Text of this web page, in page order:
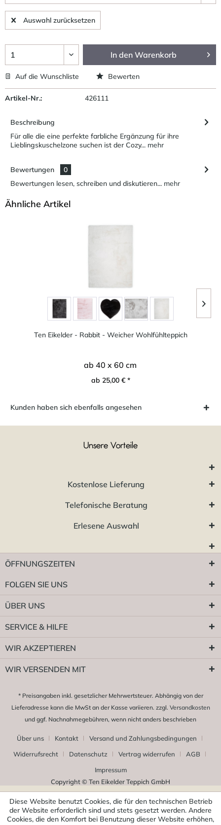
Auswahl zurücksetzen
In den Warenkorb
Auf die Wunschliste Bewerten
Artikel-Nr.: 426111
Beschreibung
Für alle die eine perfekte farbliche Ergänzung für ihre
Lieblingskuschelzone suchen ist der Cozy... mehr
Bewertungen
0
Bewertungen lesen, schreiben und diskutieren... mehr
Ähnliche Artikel
Ten Eikelder - Rabbit - Weicher Wohlfühlteppich
ab 40 x 60 cm
ab 25,00 € *
Kunden haben sich ebenfalls angesehen
Unsere Vorteile
Kostenlose Lieferung
Telefonische Beratung
Erlesene Auswahl
ÖFFNUNGSZEITEN
FOLGEN SIE UNS
ÜBER UNS
SERVICE & HILFE
WIR AKZEPTIEREN
WIR VERSENDEN MIT
* Preisangaben inkl. gesetzlicher Mehrwertsteuer. Abhängig von der
Lieferadresse kann die MwSt an der Kasse variieren. zzgl. Versandkosten
und ggf. Nachnahmegebühren, wenn nicht anders beschrieben
Über uns Kontakt
Versand und Zahlungsbedingungen
Widerrufsrecht
Datenschutz Vertrag widerrufen
AGB
Impressum
Copyright © Ten Eikelder Teppich GmbH
Diese Website benutzt Cookies, die für den technischen Betrieb
der Website erforderlich sind und stets gesetzt werden. Andere
Cookies, die den Komfort bei Benutzung dieser Website erhöhen,